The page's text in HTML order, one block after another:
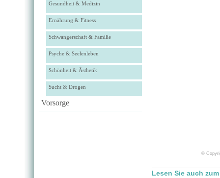
Gesundheit & Medizin
Ernährung & Fitness
Schwangerschaft & Familie
Psyche & Seelenleben
Schönheit & Ästhetik
Sucht & Drogen
Vorsorge
©
Lesen Sie auch